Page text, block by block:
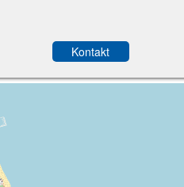
Kontakt